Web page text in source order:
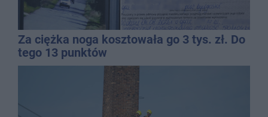
Za ciężka noga kosztowała go 3 tys. zł. Do
tego 13 punktów